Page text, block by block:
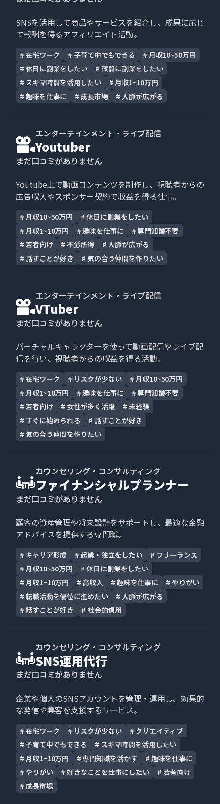
SNSを活用して商品やサービスを紹介し、成果に応じ
て報酬を得るアフィリエイト活動。
# 在宅ワーク # 子育て中でもできる # 月収10~50万円
# 休日に副業をしたい # 夜間に副業をしたい
# スキマ時間を活用したい # 月収1~10万円
# 趣味を仕事に # 成長市場 # 人脈が広がる
エンターテインメント・ライブ配信
Youtuber
まだ口コミがありません
Youtube上で動画コンテンツを制作し、視聴者からの
広告収入やスポンサー契約で収益を得る仕事。
# 月収10~50万円 # 休日に副業をしたい
# 月収1~10万円 # 趣味を仕事に # 専門知識不要
# 若者向け # 不労所得 # 人脈が広がる
# 話すことが好き # 気の合う仲間を作りたい
エンターテインメント・ライブ配信
VTuber
まだ口コミがありません
バーチャルキャラクターを使って動画配信やライブ配
信を行い、視聴者からの収益を得る活動。
# 在宅ワーク # リスクが少ない # 月収10~50万円
# 月収1~10万円 # 趣味を仕事に # 専門知識不要
# 若者向け # 女性が多く活躍 # 未経験
# すぐに始められる # 話すことが好き
# 気の合う仲間を作りたい
カウンセリング・コンサルティング
ファイナンシャルプランナー
まだ口コミがありません
顧客の資産管理や将来設計をサポートし、最適な金融
アドバイスを提供する専門職。
# キャリア形成 # 起業・独立をしたい # フリーランス
# 月収10~50万円 # 休日に副業をしたい
# 月収1~10万円 # 高収入 # 趣味を仕事に # やりがい
# 転職活動を優位に進めたい # 人脈が広がる
# 話すことが好き # 社会的信用
カウンセリング・コンサルティング
SNS運用代行
まだ口コミがありません
企業や個人のSNSアカウントを管理・運用し、効果的
な発信や集客を支援するサービス。
# 在宅ワーク # リスクが少ない # クリエイティブ
# 子育て中でもできる # スキマ時間を活用したい
# 月収1~10万円 # 専門知識を活かす # 趣味を仕事に
# やりがい # 好きなことを仕事にしたい # 若者向け
# 成長市場